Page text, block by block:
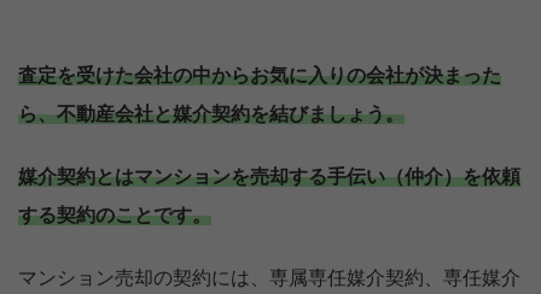
査定を受けた会社の中からお気に入りの会社が決まった
ら、不動産会社と媒介契約を結びましょう。
媒介契約とはマンションを売却する手伝い（仲介）を依頼
する契約のことです。
マンション売却の契約には、 専属専任媒介契約、専任媒介